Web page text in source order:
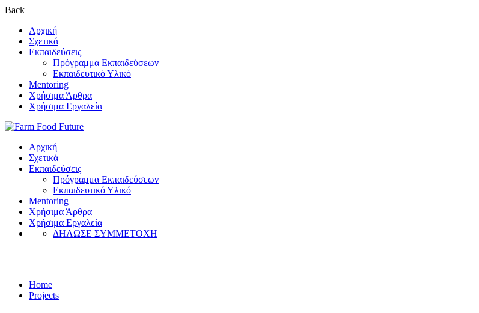
Back
Αρχική
Σχετικά
Εκπαιδεύσεις
Πρόγραμμα Εκπαιδεύσεων
Εκπαιδευτικό Υλικό
Mentoring
Χρήσιμα Άρθρα
Χρήσιμα Εργαλεία
Αρχική
Σχετικά
Εκπαιδεύσεις
Πρόγραμμα Εκπαιδεύσεων
Εκπαιδευτικό Υλικό
Mentoring
Χρήσιμα Άρθρα
Χρήσιμα Εργαλεία
ΔΗΛΩΣΕ ΣΥΜΜΕΤΟΧΗ
Home
Projects